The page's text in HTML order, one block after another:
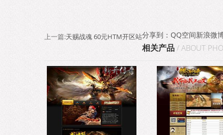
上一篇:天赐战魂 60元HTM开区站分享到： QQ空间新浪微
相关产品 / ABOUT